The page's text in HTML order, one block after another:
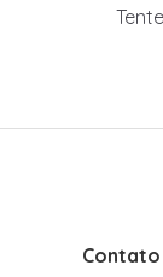
Contato